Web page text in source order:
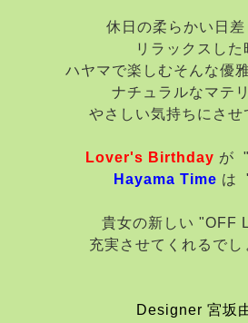
休日の柔らかい日
リラックスした
ハヤマで楽しむそんな優
ナチュラルなマテ
やさしい気持ちにさせ
Lover's Birthday が
Hayama Time は
貴女の新しい "OFF
充実させてくれるでし
Designer 宮坂